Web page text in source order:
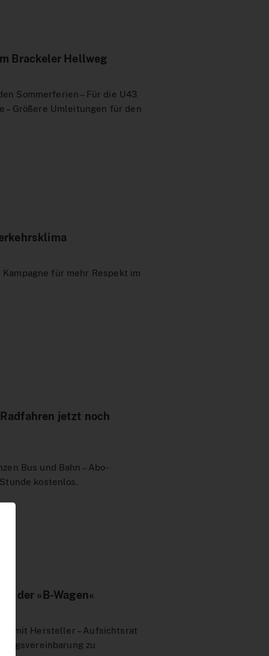
Brackeler Hellweg
Sommerferien – Für die U43
– Größere Umleitungen für den
für mehr Respekt im
jetzt noch
Bus und Bahn – Abo-
kostenlos.
der »B-Wagen«
mit Hersteller – Aufsichtsrat
zu